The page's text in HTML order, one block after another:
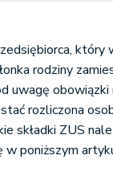
który
rodziny
uwagę obowiązki
rozliczona
składki ZUS
w poniższym